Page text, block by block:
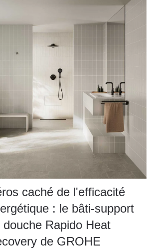
caché de l'efficacité
: le bâti-support
douche Rapido Heat
de GROHE